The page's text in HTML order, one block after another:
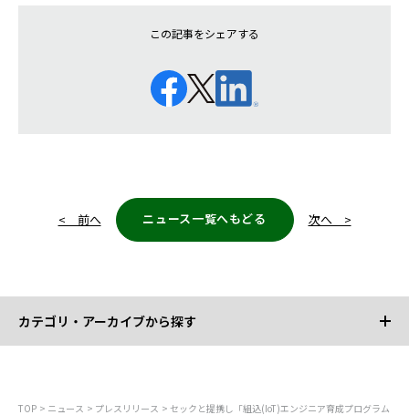
カテゴリ・アーカイブから探す
この記事をシェアする
< 前へ ニュース一覧へもどる 次へ >
TOP ニュース プレスリリース セックと提携し「組込(IoT)エンジニア育成プログラム